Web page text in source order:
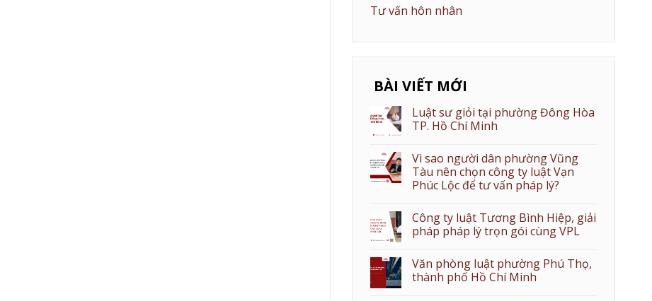
Tư vấn hôn nhân
BÀI VIẾT MỚI
Luật sư giỏi tại phường Đông Hòa
TP. Hồ Chí Minh
Vì sao người dân phường Vũng
Tàu nên chọn công ty luật Vạn
Phúc Lộc để tư vấn pháp lý?
Công ty luật Tương Bình Hiệp, giải
pháp pháp lý trọn gói cùng VPL
Văn phòng luật phường Phú Thọ,
thành phố Hồ Chí Minh